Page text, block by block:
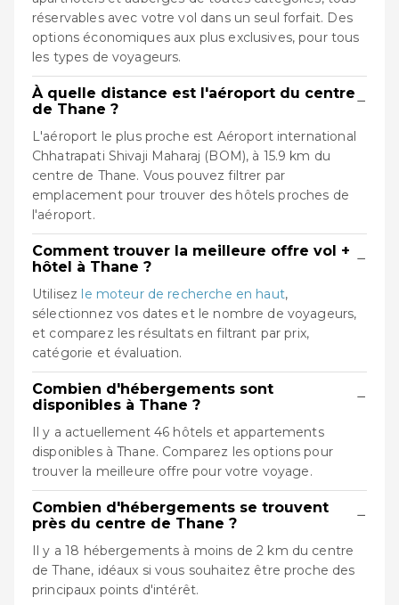
réservables avec votre vol dans un seul forfait. Des
options économiques aux plus exclusives, pour tous
les types de voyageurs.
À quelle distance est l'aéroport du centre
de Thane ?
−
L'aéroport le plus proche est Aéroport international
Chhatrapati Shivaji Maharaj (BOM), à 15.9 km du
centre de Thane. Vous pouvez filtrer par
emplacement pour trouver des hôtels proches de
l'aéroport.
Comment trouver la meilleure offre vol +
hôtel à Thane ?
−
Utilisez le moteur de recherche en haut,
sélectionnez vos dates et le nombre de voyageurs,
et comparez les résultats en filtrant par prix,
catégorie et évaluation.
Combien d'hébergements sont
disponibles à Thane ?
−
Il y a actuellement 46 hôtels et appartements
disponibles à Thane. Comparez les options pour
trouver la meilleure offre pour votre voyage.
Combien d'hébergements se trouvent
près du centre de Thane ?
−
Il y a 18 hébergements à moins de 2 km du centre
de Thane, idéaux si vous souhaitez être proche des
principaux points d'intérêt.